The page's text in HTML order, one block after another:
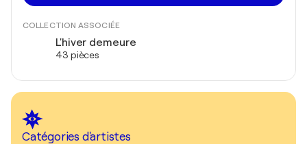
COLLECTION ASSOCIÉE
L'hiver demeure
43 pièces
Catégories d'artistes